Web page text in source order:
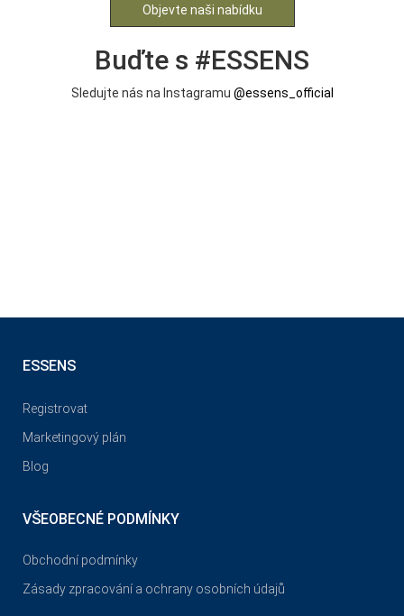
Objevte naši nabídku
Buďte s #ESSENS
Sledujte nás na Instagramu @essens_official
ESSENS
Registrovat
Marketingový plán
Blog
VŠEOBECNÉ PODMÍNKY
Obchodní podmínky
Zásady zpracování a ochrany osobních údajů